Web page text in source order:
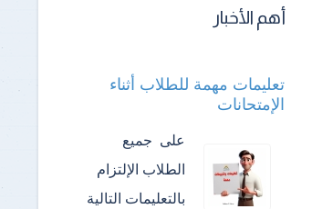
أهم الأخبار
تعليمات مهمة للطلاب أثناء
الإمتحانات
على جميع
الطلاب الإلتزام
بالتعليمات التالية